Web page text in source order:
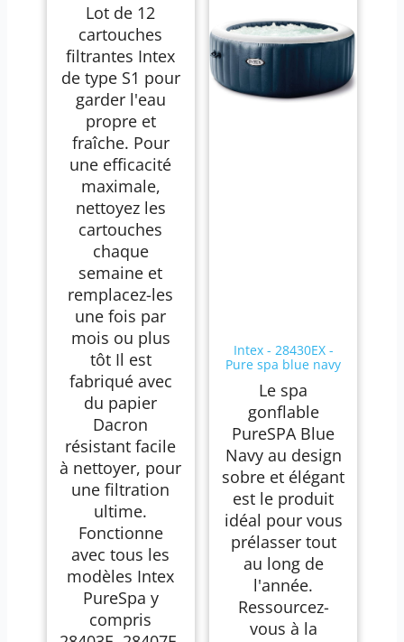
Lot de 12
cartouches
filtrantes Intex
de type S1 pour
garder l'eau
propre et
fraîche. Pour
une efficacité
maximale,
nettoyez les
cartouches
chaque
semaine et
remplacez-les
une fois par
mois ou plus
tôt Il est
fabriqué avec
du papier
Dacron
résistant facile
à nettoyer, pour
une filtration
ultime.
Fonctionne
avec tous les
modèles Intex
PureSpa y
compris
Intex - 28430EX -
Pure spa blue navy
Le spa
gonflable
PureSPA Blue
Navy au design
sobre et élégant
est le produit
idéal pour vous
prélasser tout
au long de
l'année.
Ressourcez-
vous à la